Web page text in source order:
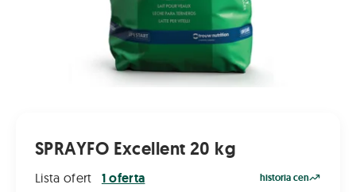
SPRAYFO Excellent 20 kg
Lista ofert 1 oferta historia cen